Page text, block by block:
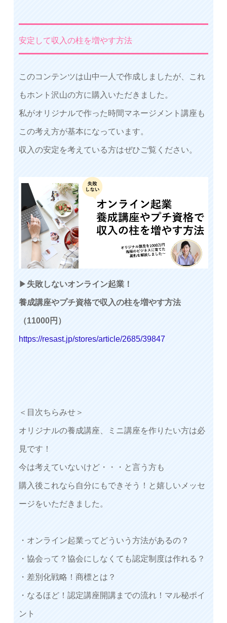
安定して収入の柱を増やす方法
このコンテンツは山中一人で作成しましたが、これ
もホント沢山の方に購入いただきました。
私がオリジナルで作った時間マネージメント講座も
この考え方が基本になっています。
収入の安定を考えている方はぜひご覧ください。
▶ 失敗しないオンライン起業！
養成講座やプチ資格で収入の柱を増やす方法
（11000円）
https://resast.jp/stores/article/2685/39847
＜目次ちらみせ＞
オリジナルの養成講座、ミニ講座を作りたい方は必
見です！
今は考えていないけど・・・と言う方も
購入後これなら自分にもできそう！と嬉しいメッセ
ージをいただきました。
・オンライン起業ってどういう方法があるの？
・協会って？協会にしなくても認定制度は作れる？
・差別化戦略！商標とは？
・なるほど！認定講座開講までの流れ！マル秘ポイ
ント